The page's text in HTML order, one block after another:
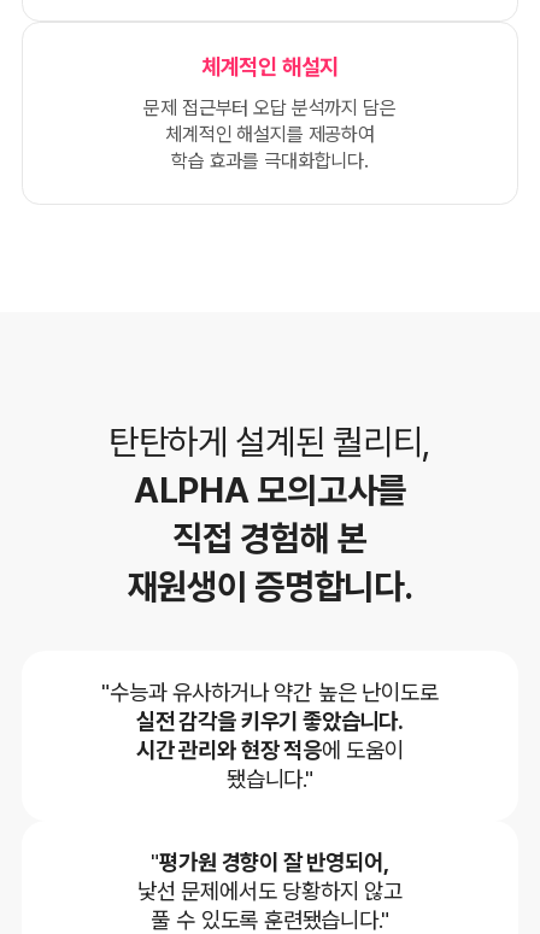
체계적인 해설지
문제 접근부터 오답 분석까지 담은
체계적인 해설지를 제공하여
학습 효과를 극대화합니다.
탄탄하게 설계된 퀄리티,
ALPHA 모의고사를
직접 경험해 본
재원생이 증명합니다.
"수능과 유사하거나 약간 높은 난이도로
실전 감각을 키우기 좋았습니다.
시간 관리와 현장 적응에 도움이
됐습니다."
"평가원 경향이 잘 반영되어,
낯선 문제에서도 당황하지 않고
풀 수 있도록 훈련됐습니다."